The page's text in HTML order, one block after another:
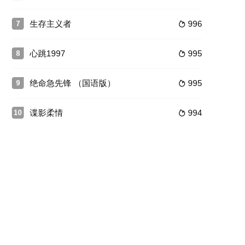
但是卫星网络突发故障
带了一片可以结束战争的磁片，同行的还有空军队长杰克。
。明崇祯十一年。坚持了10年之久的明末农民革命陷入低潮，面临失
7  996
生存主义者
8  995
心跳1997
9  995
绝命急先锋 （国语版）
10  994
谍影柔情